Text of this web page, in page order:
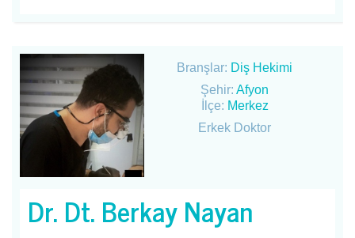
Branşlar: Diş Hekimi
Şehir:Afyon
İlçe: Merkez
Erkek Doktor
Dr. Dt. Berkay Nayan